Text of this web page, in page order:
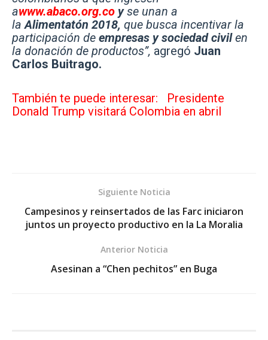
awww.abaco.org.co yse unan a
laAlimentatón 2018, que busca incentivar la
participación de empresas y sociedad civilen
la donación de productos”, agregó Juan
Carlos Buitrago.
También te puede interesar:
Presidente
Donald Trump visitará Colombia en abril
Siguiente Noticia
Campesinos y reinsertados de las Farc iniciaron
juntos un proyecto productivo en la La Moralia
Anterior Noticia
Asesinan a “Chen pechitos” en Buga